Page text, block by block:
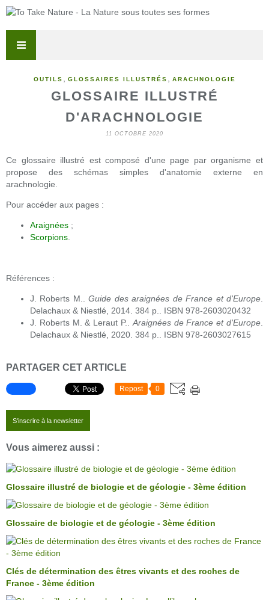
OUTILS GLOSSAIRES ILLUSTRÉS ARACHNOLOGIE
GLOSSAIRE ILLUSTRÉ
D'ARACHNOLOGIE
11 OCTOBRE 2020
Ce glossaire illustré est composé d'une page par organisme et
propose des schémas simples d'anatomie externe en
arachnologie.
Pour accéder aux pages :
Araignées ;
Scorpions
Références :
J. Roberts M..Guide des araignées de France et d'Europe
Delachaux & Niestlé, 2014. 384 p.. ISBN 978-2603020432
J. Roberts M. & Leraut P.. Araignées de France et d'Europe
Delachaux & Niestlé, 2020. 384 p.. ISBN 978-2603027615
PARTAGER CET ARTICLE
Repost 0
S'inscrire à la newsletter
Vous aimerez aussi :
Glossaire illustré de biologie et de géologie - 3ème édition
Glossaire de biologie et de géologie - 3ème édition
Clés de détermination des êtres vivants et des roches de
France - 3ème édition